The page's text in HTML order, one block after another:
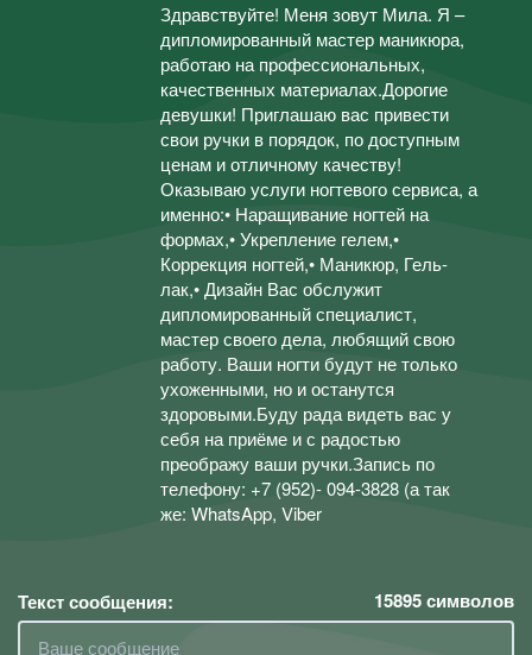
Здравствуйте! Меня зовут Мила. Я –
дипломированный мастер маникюра,
работаю на профессиональных,
качественных материалах.Дорогие
девушки! Приглашаю вас привести
свои ручки в порядок, по доступным
ценам и отличному качеству!
Оказываю услуги ногтевого сервиса, а
именно:• Наращивание ногтей на
формах,• Укрепление гелем,•
Коррекция ногтей,• Маникюр, Гель-
лак,• Дизайн Вас обслужит
дипломированный специалист,
мастер своего дела, любящий свою
работу. Ваши ногти будут не только
ухоженными, но и останутся
здоровыми.Буду рада видеть вас у
себя на приёме и с радостью
преображу ваши ручки.Запись по
телефону: +7 (952)- 094-3828 (а так
же: WhatsApp, Viber
Текст сообщения: 15895символов